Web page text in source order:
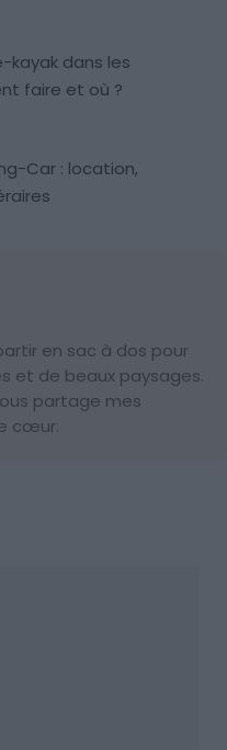
kayak dans les
faire et où ?
Car : location,
en sac à dos pour
et de beaux paysages.
partage mes
cœur.